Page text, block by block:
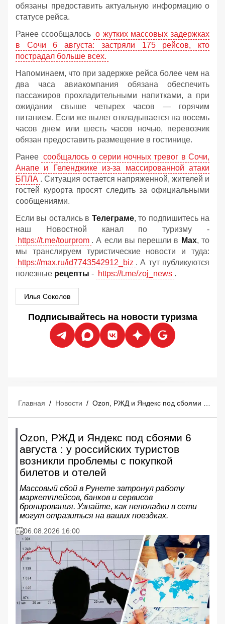
обязаны предоставить актуальную информацию о
статусе рейса.
Ранее ссообщалось о жутких массовых задержках
в Сочи 6 августа: застряли 175 рейсов, кто
пострадал больше всех.
Напоминаем, что при задержке рейса более чем на
два часа авиакомпания обязана обеспечить
пассажиров прохладительными напитками, а при
ожидании свыше четырех часов — горячим
питанием. Если же вылет откладывается на восемь
часов днем или шесть часов ночью, перевозчик
обязан предоставить размещение в гостинице.
Ранее сообщалось о серии ночных тревог в Сочи,
Анапе и Геленджике из-за массированной атаки
БПЛА . Ситуация остается напряженной, жителей и
гостей курорта просят следить за официальными
сообщениями.
Если вы остались в Телеграме, то подпишитесь на
наш Новостной канал по туризму -
https://t.me/tourprom . А если вы перешли в Мах, то
мы транслируем туристические новости и туда:
https://max.ru/id7743542912_biz . А тут публикуются
полезные рецепты - https://t.me/zoj_news .
Илья Соколов
Подписывайтесь на новости туризма
Главная / Новости / Ozon, РЖД и Яндекс под сбоями 6 августа : у российских туристов возникли проблемы с покупкой билетов и отелей
Ozon, РЖД и Яндекс под сбоями 6
августа : у российских туристов
возникли проблемы с покупкой
билетов и отелей
Массовый сбой в Рунете затронул работу
маркетплейсов, банков и сервисов
бронирования. Узнайте, как неполадки в сети
могут отразиться на ваших поездках.
06.08.2026 16:00